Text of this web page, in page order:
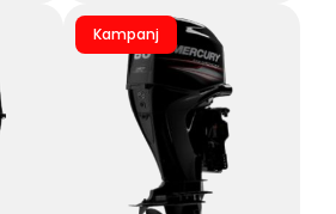
Kampanj